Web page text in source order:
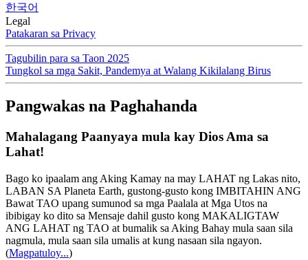
한국어
Legal
Patakaran sa Privacy
Tagubilin para sa Taon 2025
Tungkol sa mga Sakit, Pandemya at Walang Kikilalang Birus
Pangwakas na Paghahanda
Mahalagang Paanyaya mula kay Dios Ama sa
Lahat!
Bago ko ipaalam ang Aking Kamay na may LAHAT ng Lakas nito,
LABAN SA Planeta Earth, gustong-gusto kong IMBITAHIN ANG
Bawat TAO upang sumunod sa mga Paalala at Mga Utos na
ibibigay ko dito sa Mensaje dahil gusto kong MAKALIGTAW
ANG LAHAT ng TAO at bumalik sa Aking Bahay mula saan sila
nagmula, mula saan sila umalis at kung nasaan sila ngayon.
(Magpatuloy...)